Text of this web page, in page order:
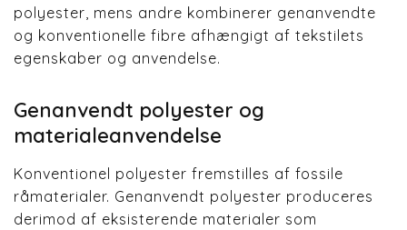
polyester, mens andre kombinerer genanvendte
og konventionelle fibre afhængigt af tekstilets
egenskaber og anvendelse.
Genanvendt polyester og
materialeanvendelse
Konventionel polyester fremstilles af fossile
råmaterialer. Genanvendt polyester produceres
derimod af eksisterende materialer som